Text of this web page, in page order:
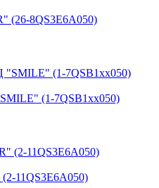
(26-8QS3E6A050)
(1-7QSB1xx050)
11QS3E6A050)